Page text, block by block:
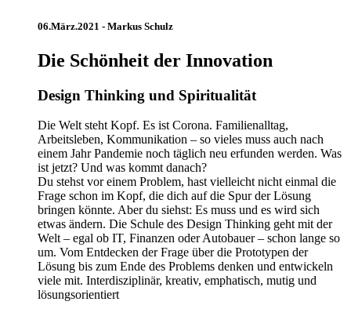
06.März.2021 - Markus Schulz
Die Schönheit der Innovation
Design Thinking und Spiritualität
Die Welt steht Kopf. Es ist Corona. Familienalltag,
Arbeitsleben, Kommunikation – so vieles muss auch nach
einem Jahr Pandemie noch täglich neu erfunden werden. Was
ist jetzt? Und was kommt danach?
Du stehst vor einem Problem, hast vielleicht nicht einmal die
Frage schon im Kopf, die dich auf die Spur der Lösung
bringen könnte. Aber du siehst: Es muss und es wird sich
etwas ändern. Die Schule des Design Thinking geht mit der
Welt – egal ob IT, Finanzen oder Autobauer – schon lange so
um. Vom Entdecken der Frage über die Prototypen der
Lösung bis zum Ende des Problems denken und entwickeln
viele mit. Interdisziplinär, kreativ, emphatisch, mutig und
lösungsorientiert